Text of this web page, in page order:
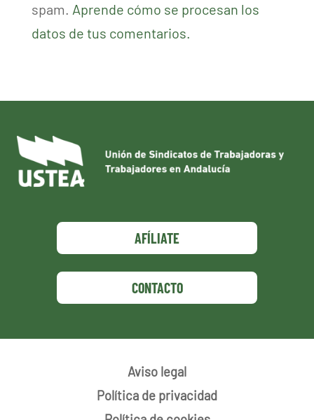
spam. Aprende cómo se procesan los
datos de tus comentarios.
AFÍLIATE
CONTACTO
Aviso legal
Política de privacidad